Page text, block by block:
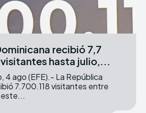
recibió 7,7
hasta julio,...
4 ago (EFE).- La República
7.700.118 visitantes entre
este...